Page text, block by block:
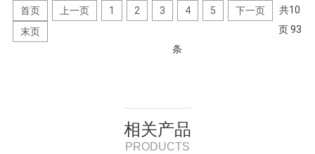
首页 上一页 1 2 3 4 5
下一页
末页
共10
页93
条
相关产品
PRODUCTS